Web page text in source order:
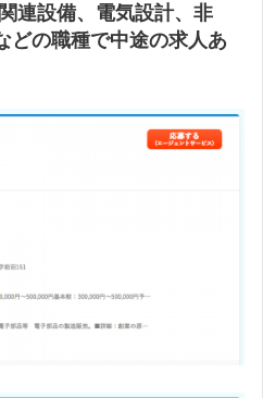
連設備、電気設計、非
どの職種で中途の求人あ